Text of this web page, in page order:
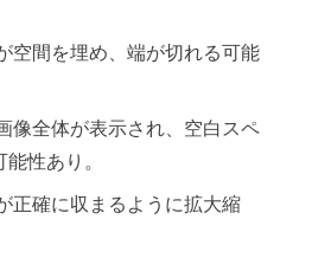
空間を埋め、端が切れる可能
像全体が表示され、空白スペ
性あり。
正確に収まるように拡大縮